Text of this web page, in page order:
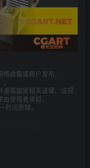
络收集或用户发布.
遵循国家相关法律、法规
使用者承担。
间删除。